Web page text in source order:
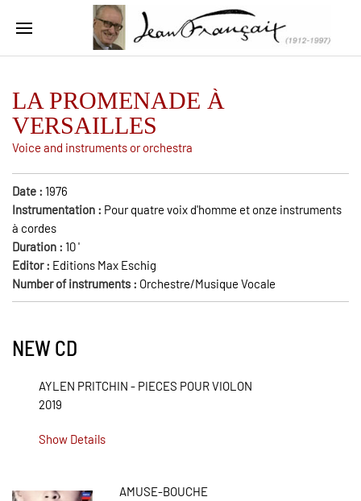
LA PROMENADE À
VERSAILLES
Voice and instruments or orchestra
Date : 1976
Instrumentation : Pour quatre voix d'homme et onze instruments
à cordes
Duration : 10'
Editor : Editions Max Eschig
Number of instruments : Orchestre/Musique Vocale
NEW CD
AYLEN PRITCHIN - PIECES POUR VIOLON
2019
Show Details
AMUSE-BOUCHE